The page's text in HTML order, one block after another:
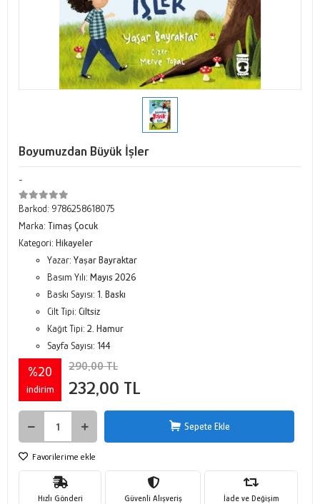
Boyumuzdan Büyük İşler
-
Barkod: 9786258618075
Marka: Timaş Çocuk
Kategori: Hikayeler
Yazar: Yaşar Bayraktar
Basım Yılı: Mayıs 2026
Baskı Sayısı: 1. Baskı
Cilt Tipi: Ciltsiz
Kağıt Tipi: 2. Hamur
Sayfa Sayısı: 144
%20
indirim
290,00 TL
232,00 TL
Sepete Ekle
Favorilerime ekle
Hızlı Gönderi Güvenli Alışveriş İade ve Değişim